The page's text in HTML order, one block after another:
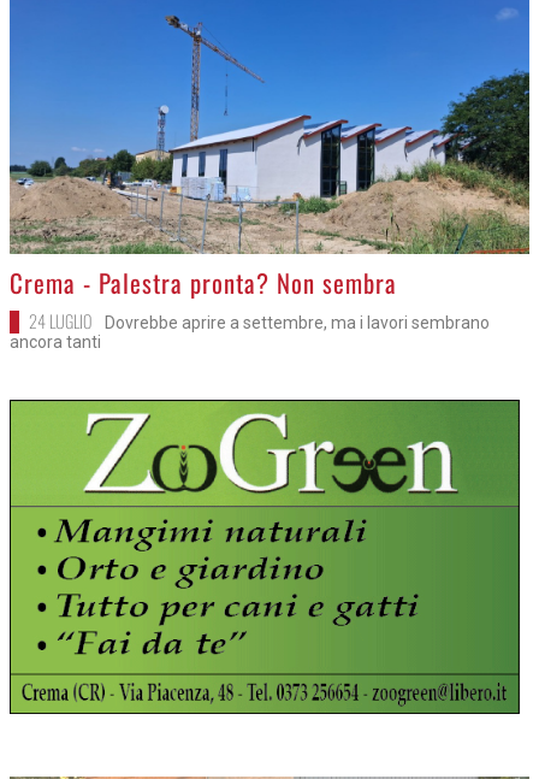
>
Crema - Palestra pronta? Non sembra
24 LUGLIO
Dovrebbe aprire a settembre, ma i lavori sembrano
ancora tanti